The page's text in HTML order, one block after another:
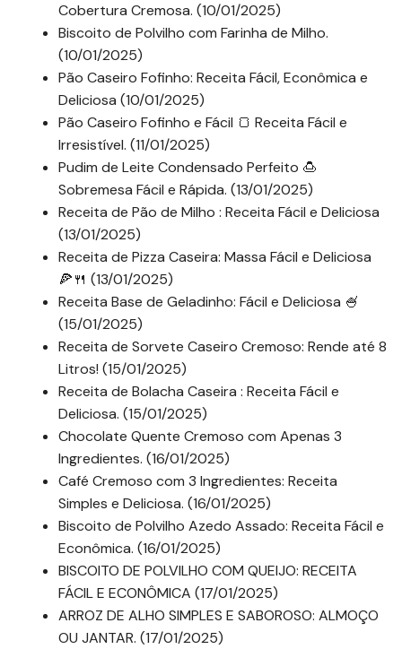
Cobertura Cremosa. (10/01/2025)
Biscoito de Polvilho com Farinha de Milho.
(10/01/2025)
Pão Caseiro Fofinho: Receita Fácil, Econômica e
Deliciosa (10/01/2025)
Pão Caseiro Fofinho e Fácil 🍞 Receita Fácil e
Irresistível. (11/01/2025)
Pudim de Leite Condensado Perfeito 🍮
Sobremesa Fácil e Rápida. (13/01/2025)
Receita de Pão de Milho : Receita Fácil e Deliciosa
(13/01/2025)
Receita de Pizza Caseira: Massa Fácil e Deliciosa
🍕🍴 (13/01/2025)
Receita Base de Geladinho: Fácil e Deliciosa 🍧
(15/01/2025)
Receita de Sorvete Caseiro Cremoso: Rende até 8
Litros! (15/01/2025)
Receita de Bolacha Caseira : Receita Fácil e
Deliciosa. (15/01/2025)
Chocolate Quente Cremoso com Apenas 3
Ingredientes. (16/01/2025)
Café Cremoso com 3 Ingredientes: Receita
Simples e Deliciosa. (16/01/2025)
Biscoito de Polvilho Azedo Assado: Receita Fácil e
Econômica. (16/01/2025)
BISCOITO DE POLVILHO COM QUEIJO: RECEITA
FÁCIL E ECONÔMICA (17/01/2025)
ARROZ DE ALHO SIMPLES E SABOROSO: ALMOÇO
OU JANTAR. (17/01/2025)